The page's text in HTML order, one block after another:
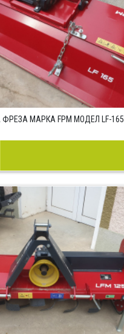
ФРЕЗА МАРКА FPM МОДЕЛ LF-165